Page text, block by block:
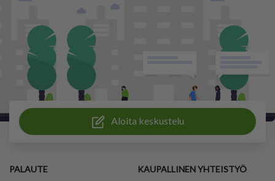
Aloita keskustelu
PALAUTE KAUPALLINEN YHTEISTYÖ